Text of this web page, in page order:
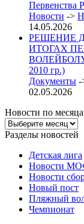
Первенства
Новости ->
14.05.2026
РЕШЕНИЕ
ИТОГАХ
2010 гр.)
Документы -
02.05.2026
Новости по
Новости
по
Разделы новостей
Детская лига
Новости
Новости
Новый пост
Пляжный
Чемпионат